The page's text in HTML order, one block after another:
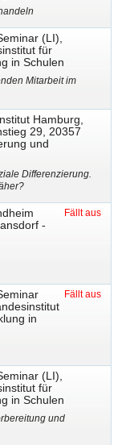
(LI),
für
in Schulen
Mitarbeit im
Hamburg,
29, 20357
und
Differenzierung.
-
Fällt aus
in
Fällt aus
(LI),
für
in Schulen
und